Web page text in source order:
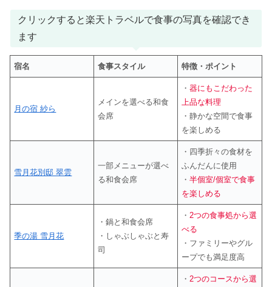
クリックすると楽天トラベルで食事の写真を確認でき
ます
宿名 食事スタイル 特徴・ポイント
月の宿 紗ら
メインを選べる和食
会席
・器にもこだわった
上品な料理
・静かな空間で食事
を楽しめる
雪月花別邸 翠雲
一部メニューが選べ
る和食会席
・四季折々の食材を
ふんだんに使用
・半個室/個室で食事
を楽しめる
季の湯 雪月花
・鍋と和食会席
・しゃぶしゃぶと寿
司
・ 2つの食事処から選
べる
・ファミリーやグル
ープでも満足度高
・ 2つのコースから選